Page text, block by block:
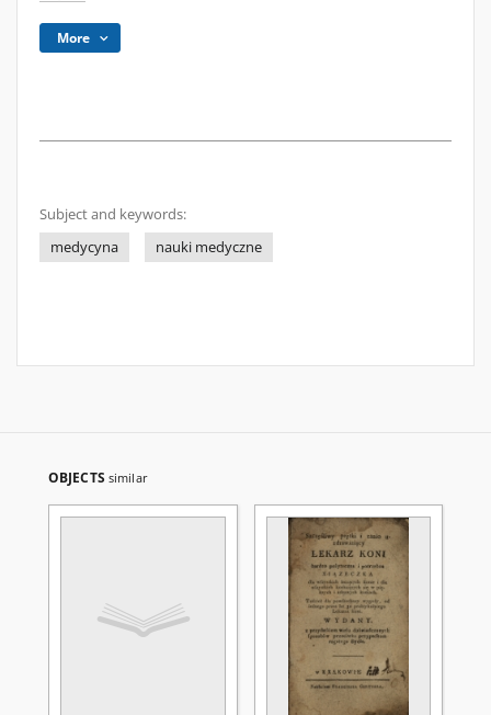
More
Subject and keywords:
medycyna
nauki medyczne
OBJECTS similar